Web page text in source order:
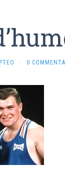
· 0